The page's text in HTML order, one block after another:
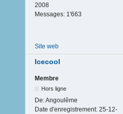
2008
Messages: 1'663
Site web
Icecool
Membre
Hors ligne
De:Angoulême
Date d'enregistrement: 25-12-